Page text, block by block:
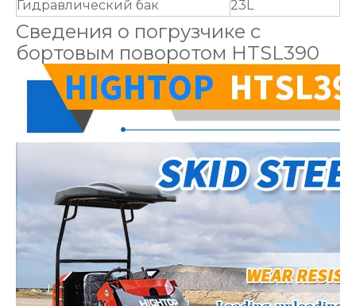
Гидравлический бак 23L
Сведения о погрузчике с
бортовым поворотом HTSL390